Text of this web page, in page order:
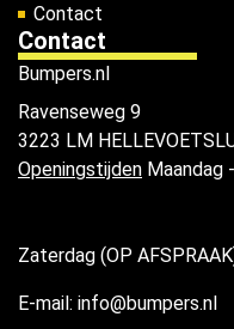
Contact
Contact
Bumpers.nl
Ravenseweg 9
3223 LM
Openingstijden Maandag
Zaterdag (OP
E-mail: info@bumpers.nl